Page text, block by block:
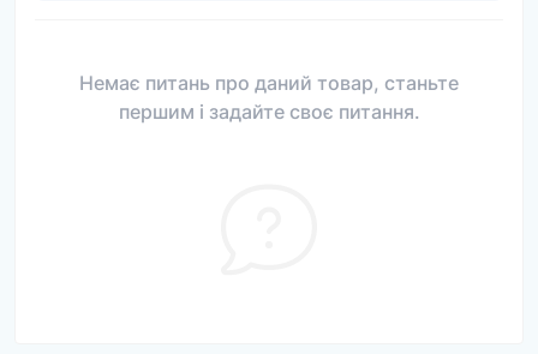
Немає питань про даний товар, станьте
першим і задайте своє питання.